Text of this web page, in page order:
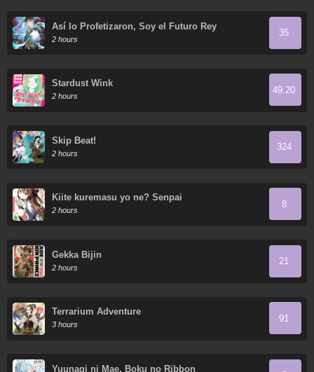
Así lo Profetizaron, Soy el Futuro Rey
2 hours
35
Stardust Wink
2 hours
49.20
Skip Beat!
2 hours
324
Kiite kuremasu yo ne? Senpai
2 hours
8
Gekka Bijin
2 hours
21
Terrarium Adventure
3 hours
91
Yuunagi ni Mae, Boku no Ribbon